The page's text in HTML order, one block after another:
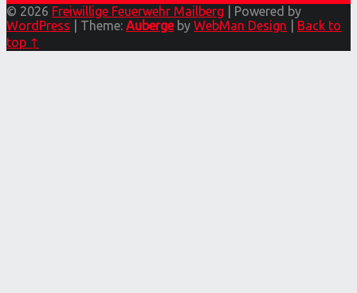
© 2026 Freiwillige Feuerwehr Mailberg
Powered by
WordPress
Theme: Aubergeby WebMan Design
Back to
top ↑